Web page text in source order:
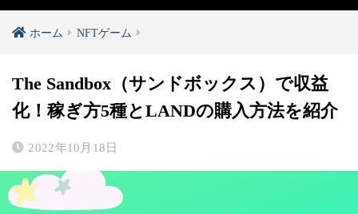
ホーム NFTゲーム
The Sandbox（サンドボックス）で収益
化！稼ぎ方5種とLANDの購入方法を紹介
2022年10月18日